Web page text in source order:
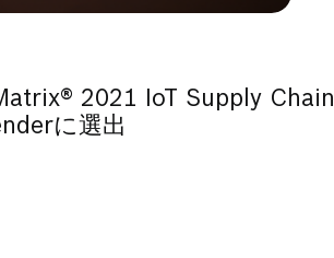
2021 IoT Supply Chain
に選出